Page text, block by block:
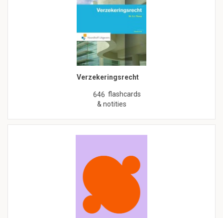
Verzekeringsrecht
646 flashcards
& notities